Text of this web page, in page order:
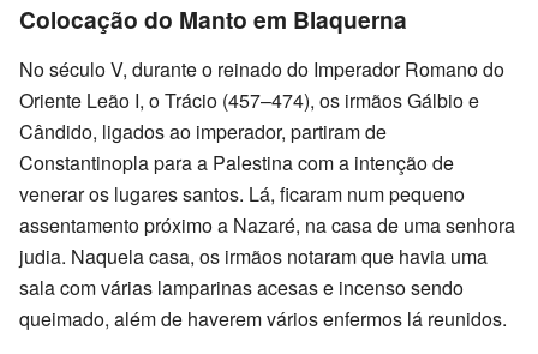
Colocação do Manto em Blaquerna
No século V, durante o reinado do Imperador Romano do
Oriente Leão I, o Trácio (457–474), os irmãos Gálbio e
Cândido, ligados ao imperador, partiram de
Constantinopla para a Palestina com a intenção de
venerar os lugares santos. Lá, ficaram num pequeno
assentamento próximo a Nazaré, na casa de uma senhora
judia. Naquela casa, os irmãos notaram que havia uma
sala com várias lamparinas acesas e incenso sendo
queimado, além de haverem vários enfermos lá reunidos.